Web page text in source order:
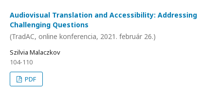
Audiovisual Translation and Accessibility: Addressing
Challenging Questions
(TradAC, online konferencia, 2021. február 26.)
Szilvia Malaczkov
104-110
PDF